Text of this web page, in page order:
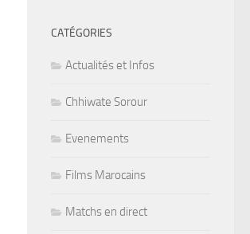
CATÉGORIES
Actualités et Infos
Chhiwate Sorour
Evenements
Films Marocains
Matchs en direct